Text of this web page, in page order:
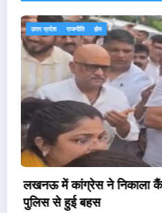
एजुकेशन देश-दुनिया राजनीति होम
पेपर लीक संशोधन बिल पर
PM मोदी ने कही थी सख्त